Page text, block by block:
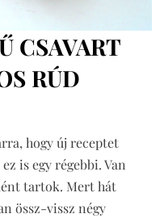
CSAVART
RÚD
hogy új receptet
is egy régebbi. Van
tartok. Mert hát
össz-vissz négy